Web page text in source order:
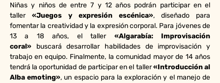
Niñas y niños de entre 7 y 12 años podrán participar en el
taller «Juegos y expresión escénica», diseñado para
fomentar la creatividad y la expresión corporal. Para jóvenes de
13 a 18 años, el taller «Algarabía: Improvisación
coral» buscará desarrollar habilidades de improvisación y
trabajo en equipo. Finalmente, la comunidad mayor de 14 años
tendrá la oportunidad de participar en el taller«Introducción al
Alba emoting», un espacio para la exploración y el manejo de